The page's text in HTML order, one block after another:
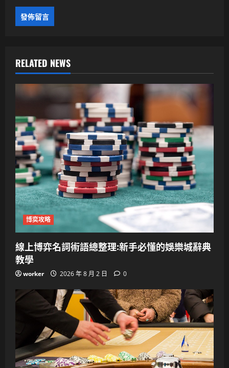
RELATED NEWS
博奕攻略
線上博弈名詞術語總整理:新手必懂的娛樂城辭典
教學
worker 2026 年 8 月 2 日 0